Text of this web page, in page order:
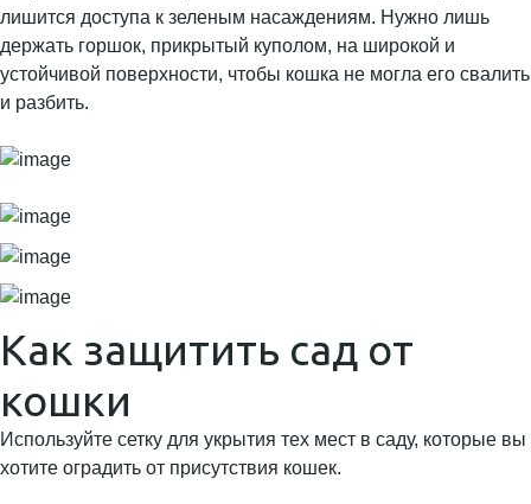
лишится доступа к зеленым насаждениям. Нужно лишь
держать горшок, прикрытый куполом, на широкой и
устойчивой поверхности, чтобы кошка не могла его свалить
и разбить.
Как защитить сад от
кошки
Используйте сетку для укрытия тех мест в саду, которые вы
хотите оградить от присутствия кошек.